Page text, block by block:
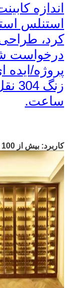
اندازه
استنلس
کرد،
درخواست
پروژه/ایده
زنگ 304 نقل قول می کنیم
ساعت.
کاربرد: بیش از 100 طرح را انتخاب کنید